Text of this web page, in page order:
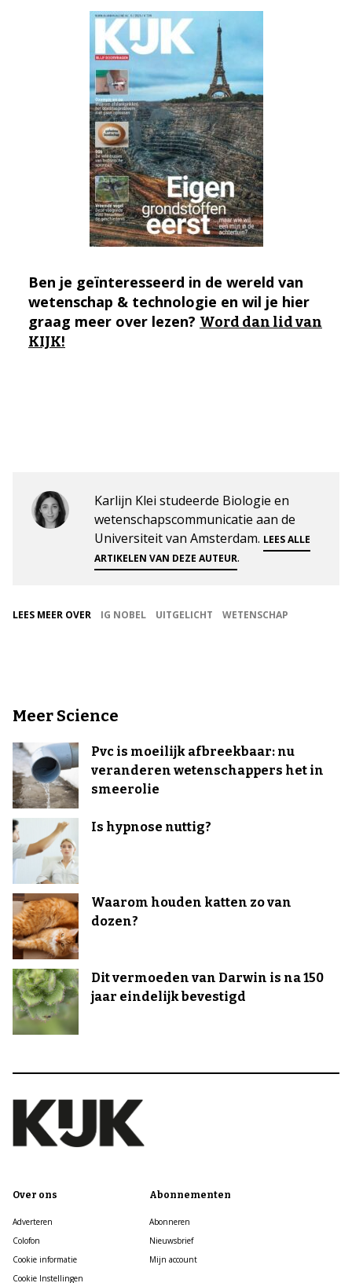
Ben je geïnteresseerd in de wereld van
wetenschap & technologie en wil je hier
graag meer over lezen? Word dan lid van
KIJK!
Karlijn Klei studeerde Biologie en
wetenschapscommunicatie aan de
Universiteit van Amsterdam. LEES ALLE
ARTIKELEN VAN DEZE AUTEUR.
LEES MEER OVER IG NOBEL UITGELICHT WETENSCHAP
Meer Science
Pvc is moeilijk afbreekbaar: nu
veranderen wetenschappers het in
smeerolie
Is hypnose nuttig?
Waarom houden katten zo van
dozen?
Dit vermoeden van Darwin is na 150
jaar eindelijk bevestigd
Over ons
Adverteren
Colofon
Cookie informatie
Cookie Instellingen
Abonnementen
Abonneren
Nieuwsbrief
Mijn account